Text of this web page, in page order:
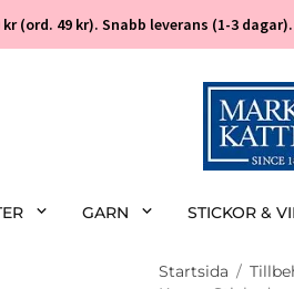
(ord. 49 kr). Snabb leverans (1-3
GARN STICKOR &
Startsida /